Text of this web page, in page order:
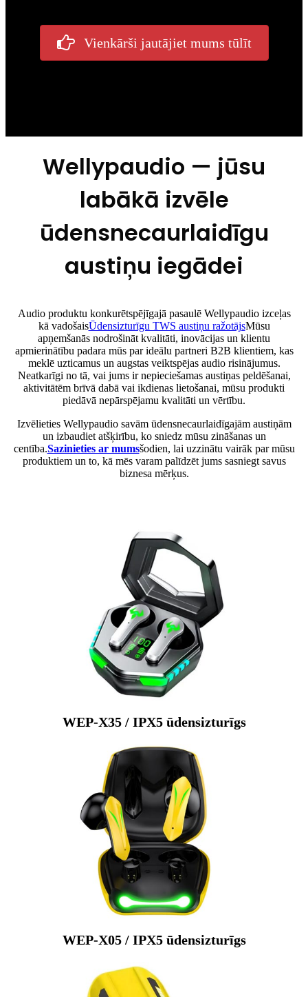
Vienkārši jautājiet mums tūlīt
Wellypaudio — jūsu
labākā izvēle
ūdensnecaurlaidīgu
austiņu iegādei
Audio produktu konkurētspējīgajā pasaulē Wellypaudio izceļas
kā vadošaisŪdensizturīgu TWS austiņu ražotājsMūsu
apņemšanās nodrošināt kvalitāti, inovācijas un klientu
apmierinātību padara mūs par ideālu partneri B2B klientiem, kas
meklē uzticamus un augstas veiktspējas audio risinājumus.
Neatkarīgi no tā, vai jums ir nepieciešamas austiņas peldēšanai,
aktivitātēm brīvā dabā vai ikdienas lietošanai, mūsu produkti
piedāvā nepārspējamu kvalitāti un vērtību.
Izvēlieties Wellypaudio savām ūdensnecaurlaidīgajām austiņām
un izbaudiet atšķirību, ko sniedz mūsu zināšanas un
centība.Sazinieties ar mumsšodien, lai uzzinātu vairāk par mūsu
produktiem un to, kā mēs varam palīdzēt jums sasniegt savus
biznesa mērķus.
WEP-X35 / IPX5 ūdensizturīgs
WEP-X05 / IPX5 ūdensizturīgs